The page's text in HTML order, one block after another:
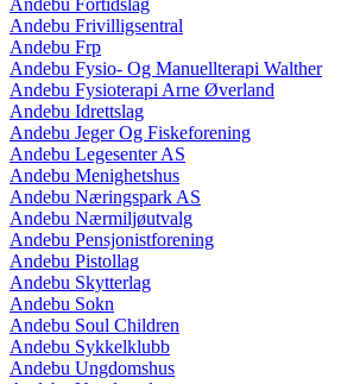
Andebu Frivilligsentral
Andebu Frp
Andebu Fysio- Og Manuellterapi Walther
Andebu Fysioterapi Arne Øverland
Andebu Idrettslag
Andebu Jeger Og Fiskeforening
Andebu Legesenter AS
Andebu Menighetshus
Andebu Næringspark AS
Andebu Nærmiljøutvalg
Andebu Pensjonistforening
Andebu Pistollag
Andebu Skytterlag
Andebu Sokn
Andebu Soul Children
Andebu Sykkelklubb
Andebu Ungdomshus